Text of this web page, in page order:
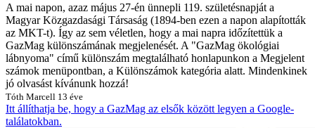
A mai napon, azaz május 27-én ünnepli 119. születésnapját a
Magyar Közgazdasági Társaság (1894-ben ezen a napon alapították
az MKT-t). Így az sem véletlen, hogy a mai napra időzítettük a
GazMag különszámának megjelenését. A "GazMag ökológiai
lábnyoma" című különszám megtalálható honlapunkon a Megjelent
számok menüpontban, a Különszámok kategória alatt. Mindenkinek
jó olvasást kívánunk hozzá!
Tóth Marcell 13 éve
Itt állíthatja be, hogy a GazMag az elsők között legyen a Google-
találatokban.